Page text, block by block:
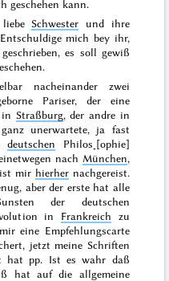
geschehen kann.
Schwester und ihre
mich bey ihr,
es soll gewiß
nacheinander zwei
Pariser, der eine
Straßburg, der andre in
unerwartete, ja fast
deutschen Philos˖[ophie]
nach München,
mir hierhernachgereist.
aber der erste hat alle
der deutschen
in Frankreich zu
eine Empfehlungscarte
jetzt meine Schriften
hat pp. Ist es wahr daß
hat auf die allgemeine